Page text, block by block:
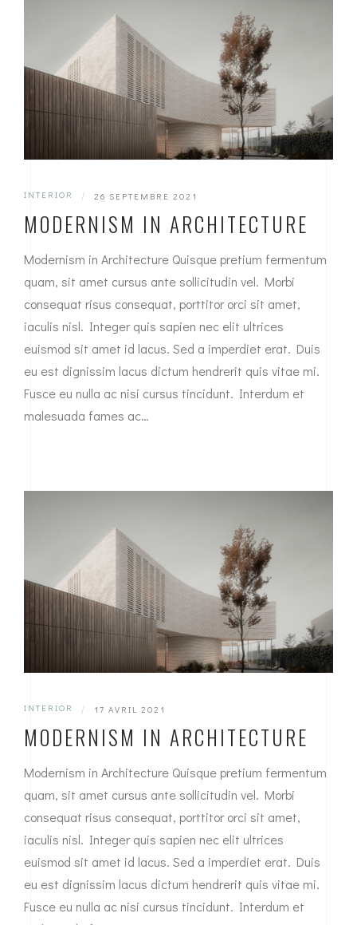
INTERIOR | 26 SEPTEMBRE 2021
MODERNISM IN ARCHITECTURE
Modernism in Architecture Quisque pretium fermentum
quam, sit amet cursus ante sollicitudin vel. Morbi
consequat risus consequat, porttitor orci sit amet,
iaculis nisl. Integer quis sapien nec elit ultrices
euismod sit amet id lacus. Sed a imperdiet erat. Duis
eu est dignissim lacus dictum hendrerit quis vitae mi.
Fusce eu nulla ac nisi cursus tincidunt. Interdum et
malesuada fames ac…
INTERIOR | 17 AVRIL 2021
MODERNISM IN ARCHITECTURE
Modernism in Architecture Quisque pretium fermentum
quam, sit amet cursus ante sollicitudin vel. Morbi
consequat risus consequat, porttitor orci sit amet,
iaculis nisl. Integer quis sapien nec elit ultrices
euismod sit amet id lacus. Sed a imperdiet erat. Duis
eu est dignissim lacus dictum hendrerit quis vitae mi.
Fusce eu nulla ac nisi cursus tincidunt. Interdum et